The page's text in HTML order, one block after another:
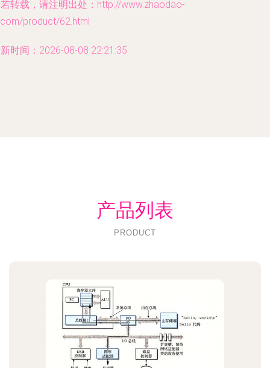
转载，请注明出处：http://www.zhaodao-
product/62.html
时间：2026-08-08 22:21:35
产品列表
PRODUCT